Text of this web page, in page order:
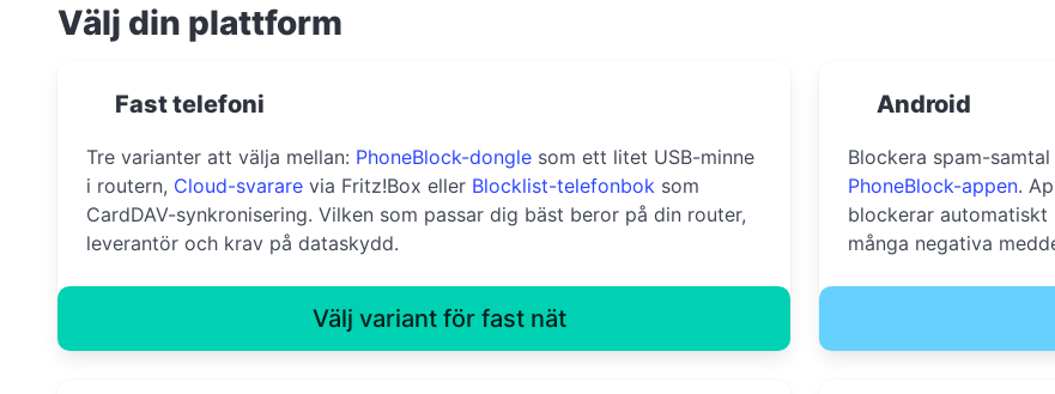
Välj din plattform
Fast telefoni
Tre varianter att välja mellan: PhoneBlock-dongle som ett litet USB-minne
i routern, Cloud-svarare via Fritz!Box eller Blocklist-telefonbok som
CardDAV-synkronisering. Vilken som passar dig bäst beror på din router,
leverantör och krav på dataskydd.
Välj variant för fast nät
Android
Blockera spam-
PhoneBlock-appen.
blockerar automatiskt
många negativa